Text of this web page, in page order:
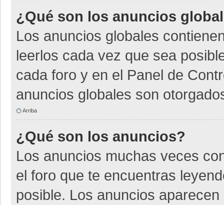
¿Qué son los anuncios
Los anuncios globales
leerlos cada vez que sea
cada foro y en el Panel de
anuncios globales son
Arriba
¿Qué son los anuncios?
Los anuncios muchas veces
el foro que te encuentras
posible. Los anuncios